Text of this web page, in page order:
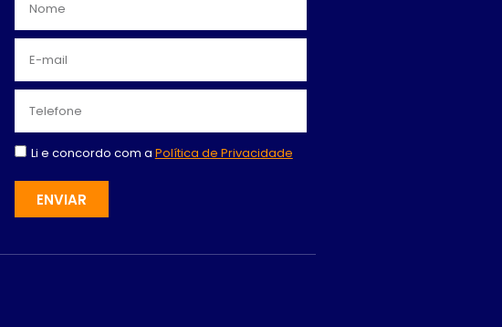
Li e concordo com a Política de Privacidade
ENVIAR